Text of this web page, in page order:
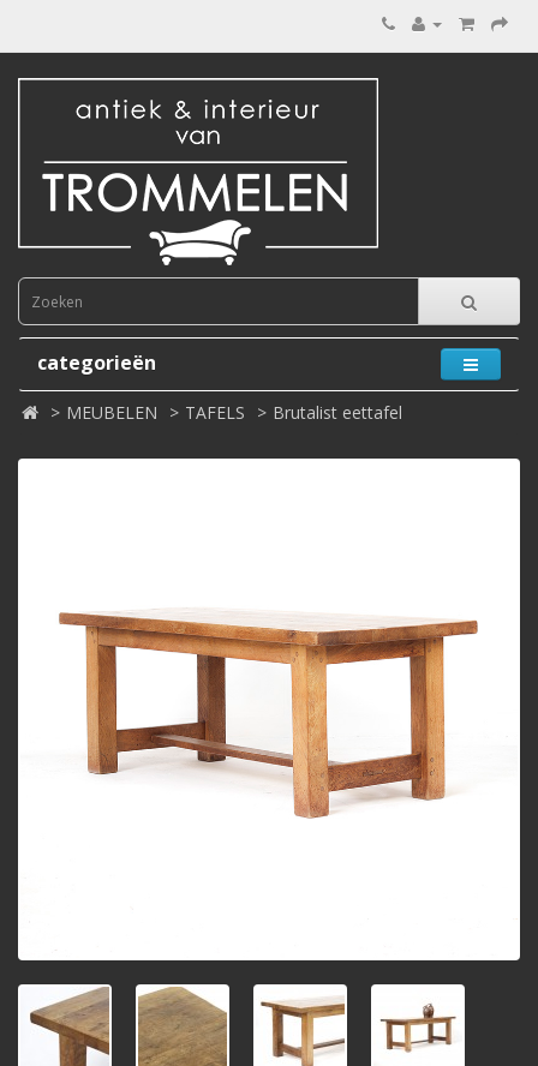
categorieën
MEUBELEN TAFELS Brutalist eettafel